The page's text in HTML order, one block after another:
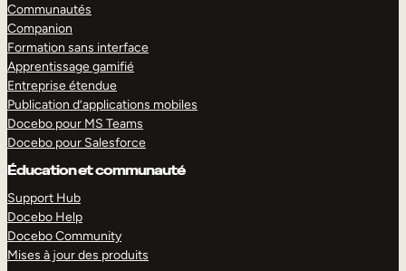
Communautés
Companion
Formation sans interface
Apprentissage gamifié
Entreprise étendue
Publication d’applications mobiles
Docebo pour MS Teams
Docebo pour Salesforce
Éducation et communauté
Support Hub
Docebo Help
Docebo Community
Mises à jour des produits